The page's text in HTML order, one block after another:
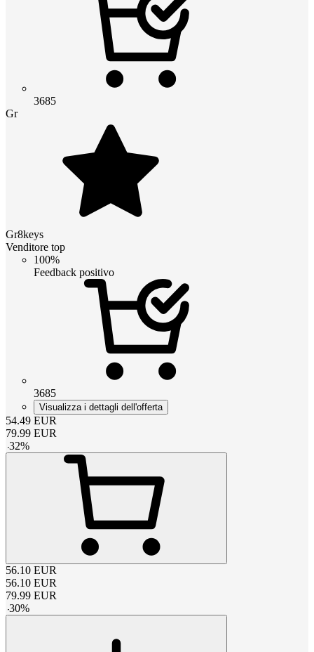
3685
Gr
Gr8keys
Venditore top
100%
Feedback positivo
3685
Visualizza i dettagli dell'offerta
54.49 EUR
79.99 EUR
-32%
56.10 EUR
56.10 EUR
79.99 EUR
-30%